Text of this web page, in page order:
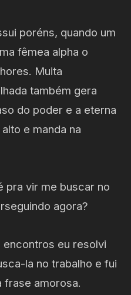
poréns, quando um
fêmea alpha o
Muita
também gera
do poder e a eterna
e manda na
pra vir me buscar no
agora?
eu resolvi
la no trabalho e fui
amorosa.